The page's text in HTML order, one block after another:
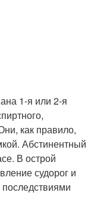
1-я или 2-я
как правило,
Абстинентный
В острой
судорог и